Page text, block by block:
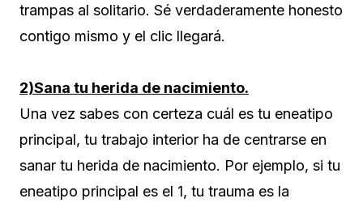
trampas al solitario. Sé verdaderamente honesto
contigo mismo y el clic llegará.
2)Sana tu herida de nacimiento.
Una vez sabes con certeza cuál es tu eneatipo
principal, tu trabajo interior ha de centrarse en
sanar tu herida de nacimiento. Por ejemplo, si tu
eneatipo principal es el 1, tu trauma es la